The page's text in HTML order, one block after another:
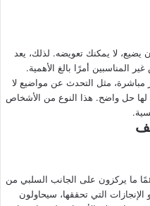
لا يمكنك تعويضه. لذلك، يعد
المناسبين أمرًا بالغ الأهمية.
مثل التحدث عن مواضيع لا
حل واضح. هذا النوع من الأشخاص
ما يركزون على الجانب السلبي من
التي تحققها، سيحاولون